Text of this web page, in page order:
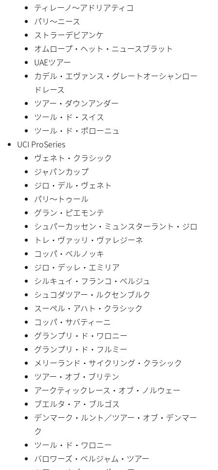
ティレーノ〜アドリアティコ
パリ〜ニース
ストラーデビアンケ
オムロープ・ヘット・ニュースブラット
UAEツアー
カデル・エヴァンス・グレートオーシャンロー
ドレース
ツアー・ダウンアンダー
ツール・ド・スイス
ツール・ド・ポローニュ
UCI ProSeries
ヴェネト・クラシック
ジャパンカップ
ジロ・デル・ヴェネト
パリ〜トゥール
グラン・ピエモンテ
シュパーカッセン・ミュンスターラント・ジロ
トレ・ヴァッリ・ヴァレジーネ
コッパ・ベルノッキ
ジロ・デッレ・エミリア
シルキュイ・フランコ・ベルジュ
シュコダツアー・ルクセンブルク
スーペル・アハト・クラシック
コッパ・サバティーニ
グランプリ・ド・ワロニー
グランプリ・ド・フルミー
メリーランド・サイクリング・クラシック
ツアー・オブ・ブリテン
アークティックレース・オブ・ノルウェー
ブエルタ・ア・ブルゴス
デンマーク・ルント／ツアー・オブ・デンマー
ク
ツール・ド・ワロニー
バロワーズ・ベルジャム・ツアー